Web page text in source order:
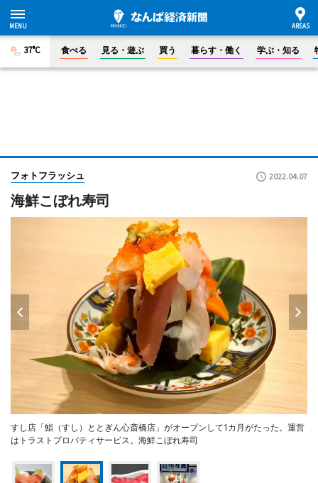
37°C 食べる 見る・遊ぶ 買う 暮らす・働く 学ぶ・知る
フォトフラッシュ 2022.04.07
海鮮こぼれ寿司
すし店「鮨（すし）ととぎん心斎橋店」がオープンして1カ月がたった。運営
はトラストプロパティサービス。海鮮こぼれ寿司